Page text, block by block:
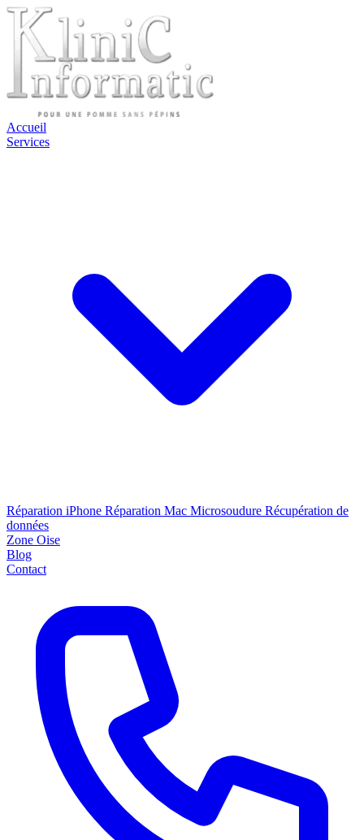
Accueil
Services
Réparation iPhone Réparation Mac Microsoudure Récupération de
données
Zone Oise
Blog
Contact